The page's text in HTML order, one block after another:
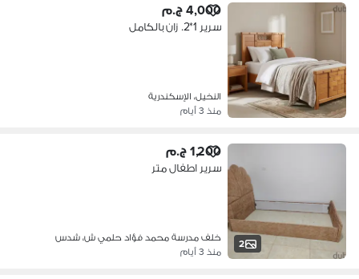
4,000 ج.م
سرير 1*2. زان بالكامل
النخيل، الإسكندرية
منذ 3 أيام
2
1,200 ج.م
سرير اطفال متر
خلف مدرسة محمد فؤاد حلمي ش، شدس
منذ 3 أيام